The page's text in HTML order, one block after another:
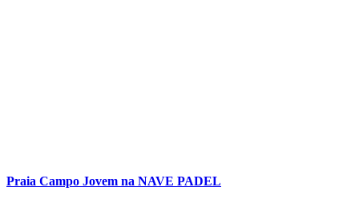
Praia Campo Jovem na NAVE PADEL